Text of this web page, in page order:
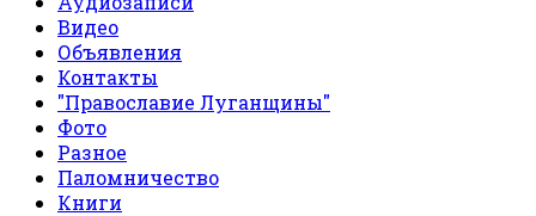
Видео
Объявления
Контакты
"Православие Луганщины"
Фото
Разное
Паломничество
Книги